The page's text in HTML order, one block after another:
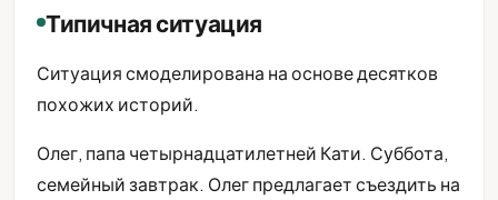
Типичная ситуация
Ситуация смоделирована на основе десятков
похожих историй.
Олег, папа четырнадцатилетней Кати. Суббота,
семейный завтрак. Олег предлагает съездить на